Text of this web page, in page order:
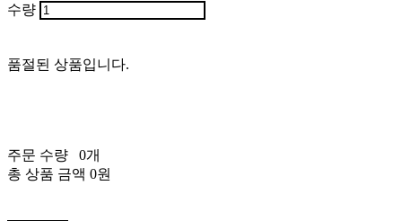
수량
품절된 상품입니다.
주문 수량
0개
총 상품 금액 0원